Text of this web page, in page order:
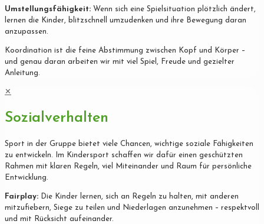
Umstellungsfähigkeit: Wenn sich eine Spielsituation plötzlich ändert,
lernen die Kinder, blitzschnell umzudenken und ihre Bewegung daran
anzupassen.
Koordination ist die feine Abstimmung zwischen Kopf und Körper –
und genau daran arbeiten wir mit viel Spiel, Freude und gezielter
Anleitung.
✕
Sozialverhalten
Sport in der Gruppe bietet viele Chancen, wichtige soziale Fähigkeiten
zu entwickeln. Im Kindersport schaffen wir dafür einen geschützten
Rahmen mit klaren Regeln, viel Miteinander und Raum für persönliche
Entwicklung.
Fairplay: Die Kinder lernen, sich an Regeln zu halten, mit anderen
mitzufiebern, Siege zu teilen und Niederlagen anzunehmen – respektvoll
und mit Rücksicht aufeinander.